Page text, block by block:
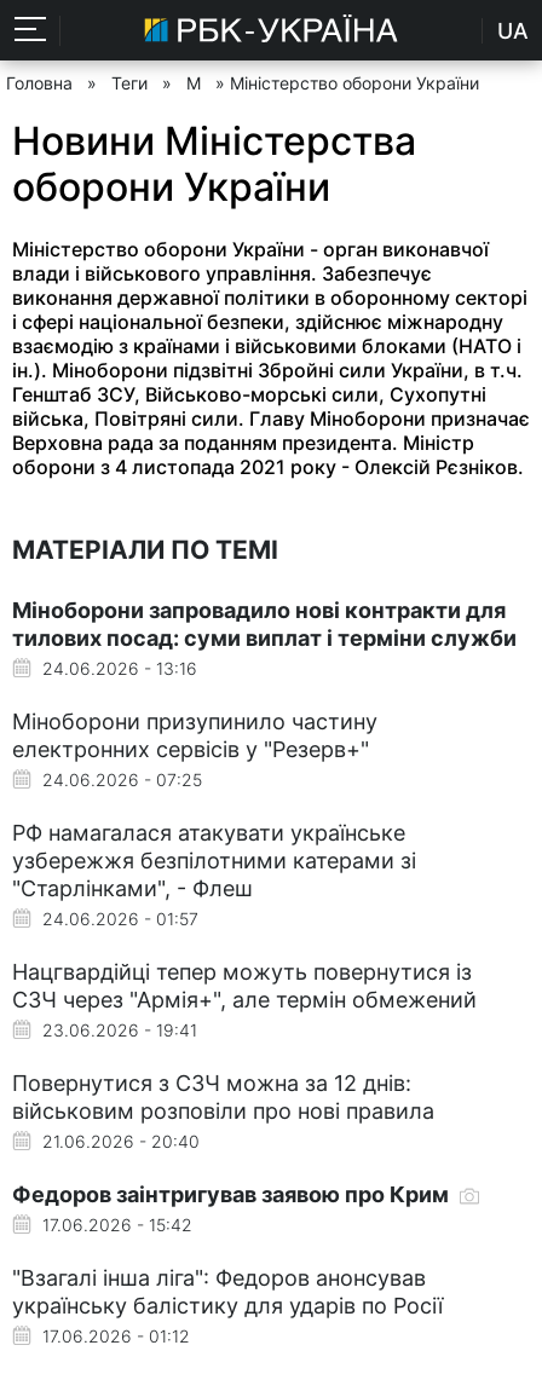
UA
Головна » Теги » М » Міністерство оборони України
Новини Міністерства
оборони України
Міністерство оборони України - орган виконавчої
влади і військового управління. Забезпечує
виконання державної політики в оборонному секторі
і сфері національної безпеки, здійснює міжнародну
взаємодію з країнами і військовими блоками (НАТО і
ін.). Міноборони підзвітні Збройні сили України, в т.ч.
Генштаб ЗСУ, Військово-морські сили, Сухопутні
війська, Повітряні сили. Главу Міноборони призначає
Верховна рада за поданням президента. Міністр
оборони з 4 листопада 2021 року - Олексій Рєзніков.
МАТЕРІАЛИ ПО ТЕМІ
Міноборони запровадило нові контракти для
тилових посад: суми виплат і терміни служби
24.06.2026 - 13:16
Міноборони призупинило частину
електронних сервісів у "Резерв+"
24.06.2026 - 07:25
РФ намагалася атакувати українське
узбережжя безпілотними катерами зі
"Старлінками", - Флеш
24.06.2026 - 01:57
Нацгвардійці тепер можуть повернутися із
СЗЧ через "Армія+", але термін обмежений
23.06.2026 - 19:41
Повернутися з СЗЧ можна за 12 днів:
військовим розповіли про нові правила
21.06.2026 - 20:40
Федоров заінтригував заявою про Крим
17.06.2026 - 15:42
"Взагалі інша ліга": Федоров анонсував
українську балістику для ударів по Росії
17.06.2026 - 01:12